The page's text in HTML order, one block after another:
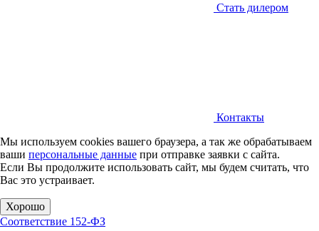
Стать дилером
Контакты
Мы используем cookies вашего браузера, а так же обрабатываем
ваши персональные данные при отправке заявки с сайта.
Если Вы продолжите использовать сайт, мы будем считать, что
Вас это устраивает.
Хорошо
Соответствие 152-ФЗ